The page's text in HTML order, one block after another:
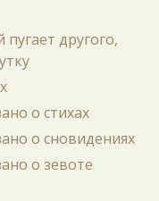
другого,
о стихах
о сновидениях
о зевоте